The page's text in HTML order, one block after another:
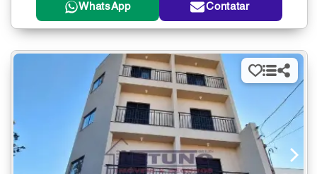
WhatsApp Contatar